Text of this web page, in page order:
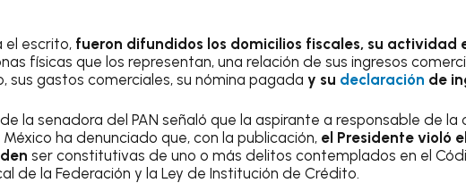
el escrito, fueron difundidos los domicilios fiscales, su actividad
físicas que los representan, una relación de sus ingresos
sus gastos comerciales, su nómina pagada y su declaración de
la senadora del PAN señaló que la aspirante a responsable de la
ha denunciado que, con la publicación, el Presidente violó
ser constitutivas de uno o más delitos contemplados en el
de la Federación y la Ley de Institución de Crédito.